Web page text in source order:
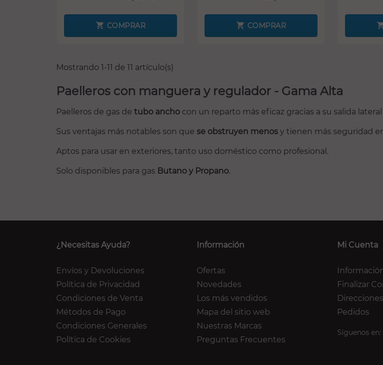
COMPRAR COMPRAR
Mostrando 1-11 de 11 artículo(s)
Paelleros con manguera y regulador - Gama Alta
Paelleros de gas de tubo ancho con un reparto más eficaz gracias a su salida
Sus ventajas más notables son que se obstruyen menos y tienen más seguridad
Aptos para usar en exteriores, tanto uso doméstico como profesional.
Solo disponibles para gas Butano y Propano.
¿Necesitas Ayuda?
Envíos y Devoluciones
Política de Privacidad
Condiciones de Venta
Métodos de Pago
Condiciones Generales
Política de Cookies
Información
Ofertas
Novedades
Los más vendidos
Mapa del sitio web
Nuestras Marcas
Preguntas Frecuentes
Mi Cuenta
Finalizar
Direcciones
Pedidos
Síguenos en: